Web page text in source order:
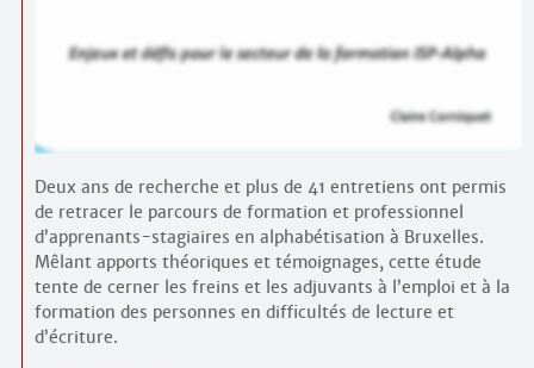
Deux ans de recherche et plus de 41 entretiens ont permis
de retracer le parcours de formation et professionnel
d’apprenants-stagiaires en alphabétisation à Bruxelles.
Mêlant apports théoriques et témoignages, cette étude
tente de cerner les freins et les adjuvants à l’emploi et à la
formation des personnes en difficultés de lecture et
d’écriture.